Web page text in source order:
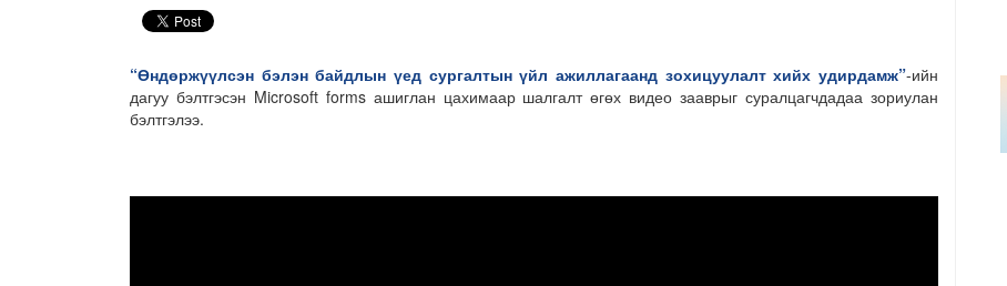
“Өндөржүүлсэн бэлэн байдлын үед сургалтын үйл ажиллагаанд зохицуулалт хийх удирдамж”-ийн
дагуу бэлтгэсэн Microsoft forms ашиглан цахимаар шалгалт өгөх видео зааврыг суралцагчдадаа зориулан
бэлтгэлээ.